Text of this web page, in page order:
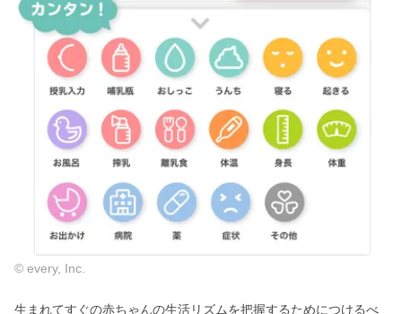
© every, Inc.
生まれてすぐの赤ちゃんの生活リズムを把握するためにつけるべ